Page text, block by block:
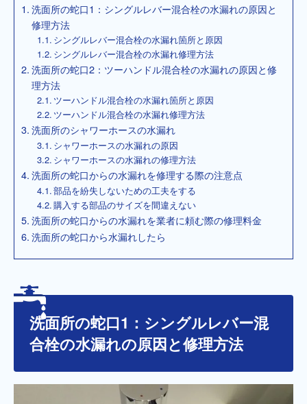
洗面所の蛇口1：シングルレバー混合栓の水漏れの原因と
修理方法
シングルレバー混合栓の水漏れ箇所と原因
シングルレバー混合栓の水漏れ修理方法
洗面所の蛇口2：ツーハンドル混合栓の水漏れの原因と修
理方法
ツーハンドル混合栓の水漏れ箇所と原因
ツーハンドル混合栓の水漏れ修理方法
洗面所のシャワーホースの水漏れ
シャワーホースの水漏れの原因
シャワーホースの水漏れの修理方法
洗面所の蛇口からの水漏れを修理する際の注意点
部品を紛失しないための工夫をする
購入する部品のサイズを間違えない
洗面所の蛇口からの水漏れを業者に頼む際の修理料金
洗面所の蛇口から水漏れしたら
洗面所の蛇口1：シングルレバー混
合栓の水漏れの原因と修理方法